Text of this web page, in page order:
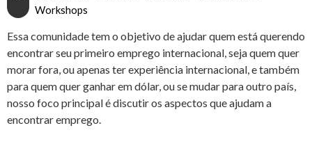
Workshops
Essa comunidade tem o objetivo de ajudar quem está querendo
encontrar seu primeiro emprego internacional, seja quem quer
morar fora, ou apenas ter experiência internacional, e também
para quem quer ganhar em dólar, ou se mudar para outro país,
nosso foco principal é discutir os aspectos que ajudam a
encontrar emprego.